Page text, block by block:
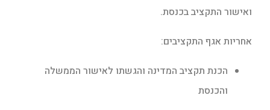
ואישור התקציב בכנסת.
אחריות אגף התקציבים:
הכנת תקציב המדינה והגשתו לאישור הממשלה
והכנסת